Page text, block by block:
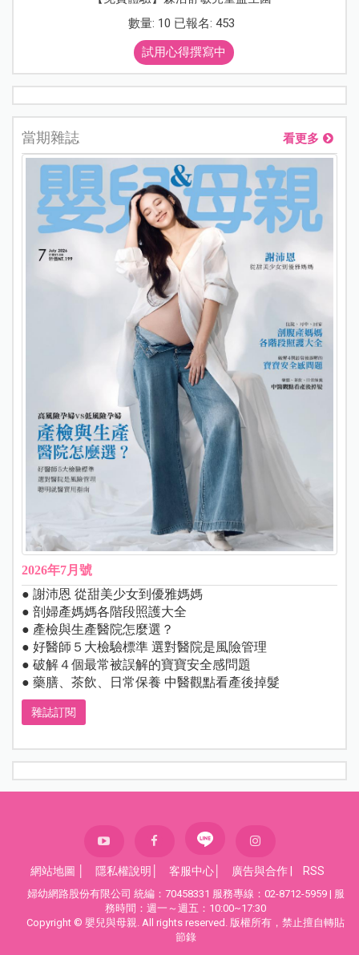
數量: 10 已報名: 453
試用心得撰寫中
當期雜誌 看更多
2026年7月號
● 謝沛恩 從甜美少女到優雅媽媽
● 剖婦產媽媽各階段照護大全
● 產檢與生產醫院怎麼選？
● 好醫師５大檢驗標準 選對醫院是風險管理
● 破解４個最常被誤解的寶寶安全感問題
● 藥膳、茶飲、日常保養 中醫觀點看產後掉髮
雜誌訂閱
網站地圖 隱私權說明 客服中心 廣告與合作 RSS
婦幼網路股份有限公司 統編：70458331 服務專線：02-8712-5959 | 服
務時間：週一～週五：10:00~17:30
Copyright © 嬰兒與母親. All rights reserved. 版權所有，禁止擅自轉貼
節錄